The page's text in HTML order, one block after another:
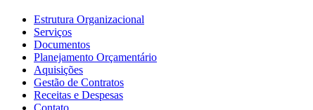
Estrutura Organizacional
Serviços
Documentos
Planejamento Orçamentário
Aquisições
Gestão de Contratos
Receitas e Despesas